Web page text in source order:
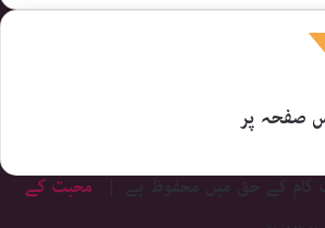
صفحہ پر
کام کے حق میں محفوظ ہے |
محبت کے